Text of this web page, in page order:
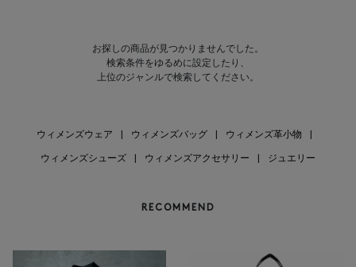
お探しの商品が見つかりませんでした。
検索条件をゆるめに設定したり、
上位のジャンルで検索してください。
ウィメンズウェア ウィメンズバッグ ウィメンズ革小物
ウィメンズシューズ ウィメンズアクセサリー ジュエリー
RECOMMEND